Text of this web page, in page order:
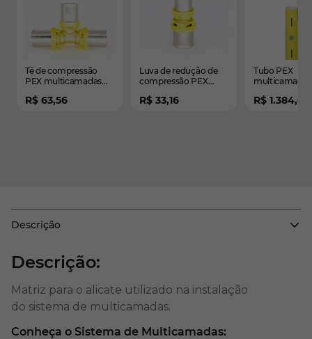
Tê de compressão
PEX multicamadas
R$ 63,56
Luva de redução de
compressão PEX
gás - 25x20mm
R$ 33,16
Tubo PEX
multicamadas
32mm 1 pol. -
R$ 1.384,06
Descrição
Descrição:
Matriz para o alicate utilizado na instalação
do sistema de multicamadas.
Conheça o Sistema de Multicamadas: